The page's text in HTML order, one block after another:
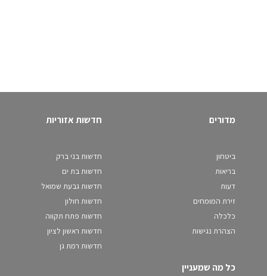
מדורים
ביטחון
בריאות
דעות
זירת המומחים
כלכלה
הצהרת נגישות
חדשות אזוריות
חדשות בני ברק
חדשות בת ים
חדשות גבעת שמואל
חדשות חולון
חדשות פתח תקווה
חדשות ראשון לציון
חדשות רמת גן
כל מה שמעניין